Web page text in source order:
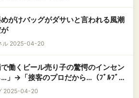
めがけバッグがダサいと言われる風潮
ル 2025-04-20
働くビール売り子の驚愕のインセン
」→「接客のプロだから…（ﾌﾞﾙﾌﾞ
2025-04-20